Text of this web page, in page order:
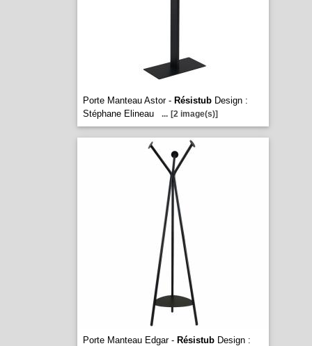
Porte Manteau Astor - RésistubDesign :
Stéphane Elineau
... [2 image(s)]
Porte Manteau Edgar - RésistubDesign :